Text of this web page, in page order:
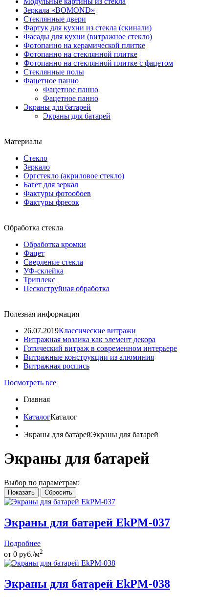
Зеркала «BOMOND»
Стеклянные двери
Фартук для кухни из стекла (скинали)
Фасады для кухни (витражное стекло)
Фотопанно на керамической плитке
Фотопанно на стеклянной плитке
Фотопанно на стеклянной плитке с фацетом
Стеклянные полы
Фацетное панно
Фацетное панно
Фацетное панно
Экраны для батарей
Экраны для батарей
Материалы
Стекло
Зеркало
Оргстекло (акриловое стекло)
Багет для зеркал
Фактуры фотообоев
Фактуры фресок
Обработка стекла
Обработка кромки
Фацет
Сверление стекла
УФ-склейка
Триплекс
Пескоструйная обработка
Полезная информация
26.07.2019Классические витражи
Витражная мозаика как элемент декора
Готический витраж в современном интерьере
Витражные конструкции из алюминия
Витражная роспись
Посмотреть все
Главная
КаталогКаталог
Экраны для батарейЭкраны для батарей
Экраны для батарей
Выбор по параметрам:
Экраны для батарей EkPM-037
Подробнее
от 0 руб./м2
Экраны для батарей EkPM-038